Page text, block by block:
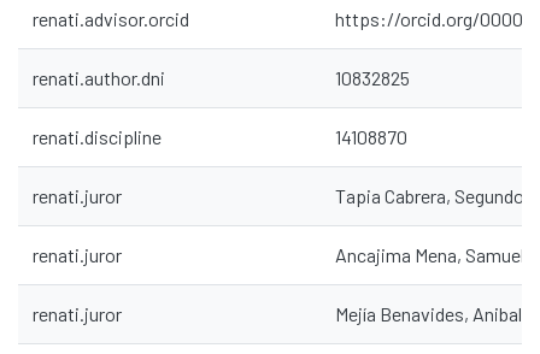
renati.advisor.orcid https://orcid.org/0000-
renati.author.dni 10832825
renati.discipline 14108870
renati.juror Tapia Cabrera, Segundo
renati.juror Ancajima Mena, Samuel
renati.juror Mejía Benavides, Anibal